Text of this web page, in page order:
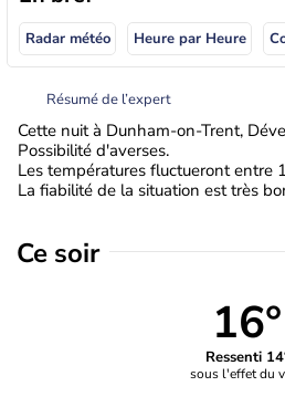
Radar météo Heure par Heure
Résumé de l’expert
Cette nuit à Dunham-on-Trent,
Possibilité d'averses.
Les températures fluctueront entre
La fiabilité de la situation est très
Ce soir
16°
Ressenti
sous l'effet du